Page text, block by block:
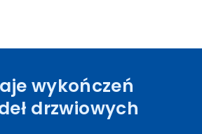
wykończeń
drzwiowych